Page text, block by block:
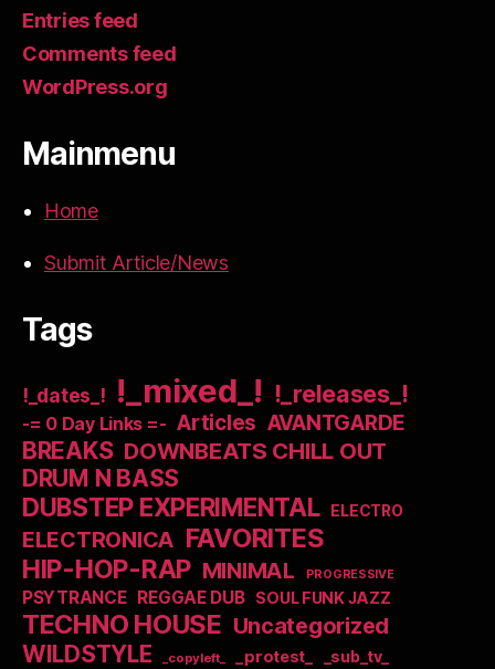
Entries feed
Comments feed
WordPress.org
Mainmenu
Home
Submit Article/News
Tags
!_dates_! !_mixed_! !_releases_!
-= 0 Day Links =- Articles AVANTGARDE
BREAKS DOWNBEATS CHILL OUT
DRUM N BASS
DUBSTEP EXPERIMENTAL ELECTRO
ELECTRONICA FAVORITES
HIP-HOP-RAP MINIMAL PROGRESSIVE
PSYTRANCE REGGAE DUB SOUL FUNK JAZZ
TECHNO HOUSE Uncategorized
WILDSTYLE _copyleft_ _protest_ _sub_tv_